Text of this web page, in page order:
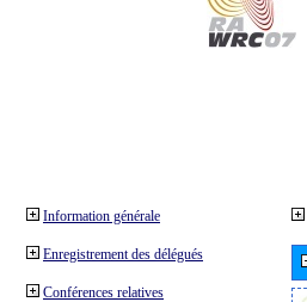
Information générale
Enregistrement des délégués
Conférences relatives